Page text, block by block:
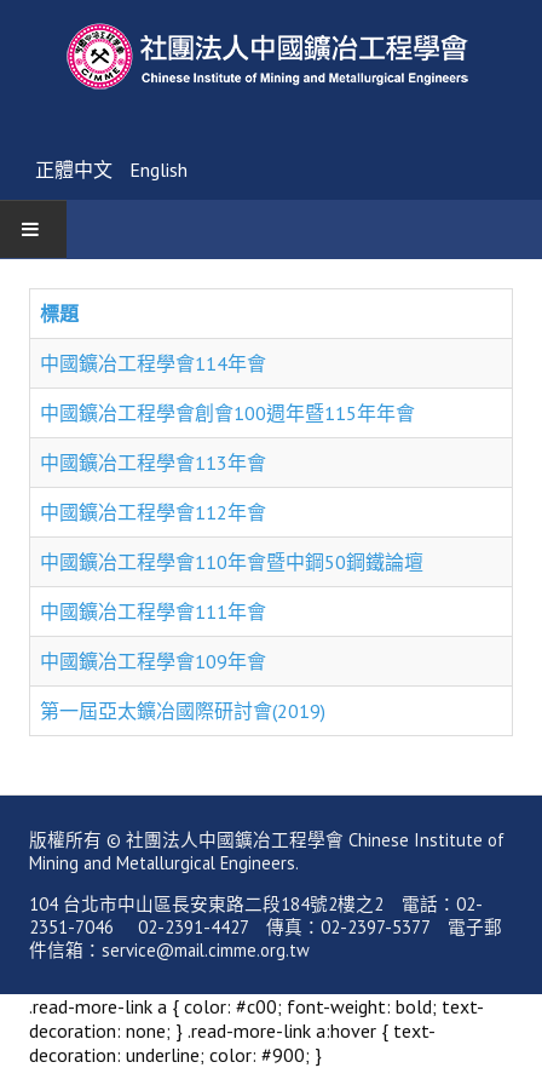
正體中文 English
首頁
最新消息
活動通告
友會消息
學會簡介
理事長的話
學會會史
學會會歌
學會會址沿革
架構圖
理監事會
現任學會職員錄
重要章則
論文評選辦法
學生獎勵金申請辦法
標題
中國鑛冶工程學會114年會
中國鑛冶工程學會創會100週年暨115年年會
中國鑛冶工程學會113年會
中國鑛冶工程學會112年會
中國鑛冶工程學會110年會暨中鋼50鋼鐵論壇
中國鑛冶工程學會111年會
中國鑛冶工程學會109年會
第一屆亞太鑛冶國際研討會(2019)
版權所有 © 社團法人中國鑛冶工程學會 Chinese Institute of
Mining and Metallurgical Engineers.
104 台北市中山區長安東路二段184號2樓之2 電話：02-
2351-7046 02-2391-4427 傳真：02-2397-5377 電子郵
件信箱：service@mail.cimme.org.tw
.read-more-link a { color: #c00; font-weight: bold; text-
decoration: none; } .read-more-link a:hover { text-
decoration: underline; color: #900; }